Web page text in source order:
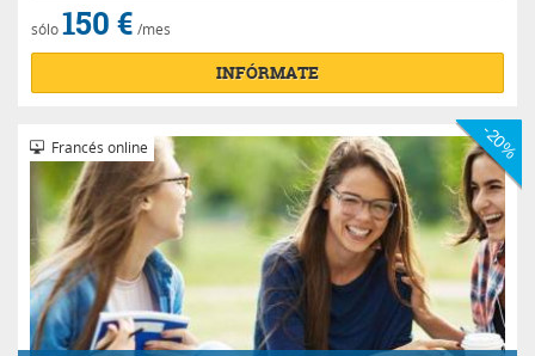
sólo150 € /mes
INFÓRMATE
Francés online -20%